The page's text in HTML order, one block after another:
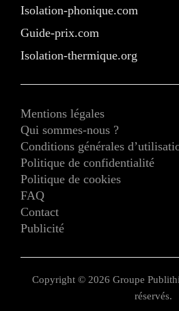
Isolation-phonique.com
Guide-prix.com
Isolation-thermique.org
Mentions légales
Qui sommes-nous ?
Conditions générales
Politique de confidentialité
Politique de cookies
FAQ
Contact
Publicité
Copyright © 2026 Groupe
réservés.